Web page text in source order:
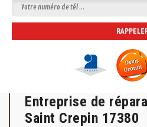
Entreprise de
Saint Crepin 17380